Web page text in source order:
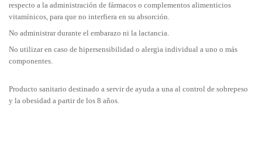
respecto a la administración de fármacos o complementos alimenticios
vitamínicos, para que no interfiera en su absorción.
No administrar durante el embarazo ni la lactancia.
No utilizar en caso de hipersensibilidad o alergia individual a uno o más
componentes.
Producto sanitario destinado a servir de ayuda a una al control de sobrepeso
y la obesidad a partir de los 8 años.